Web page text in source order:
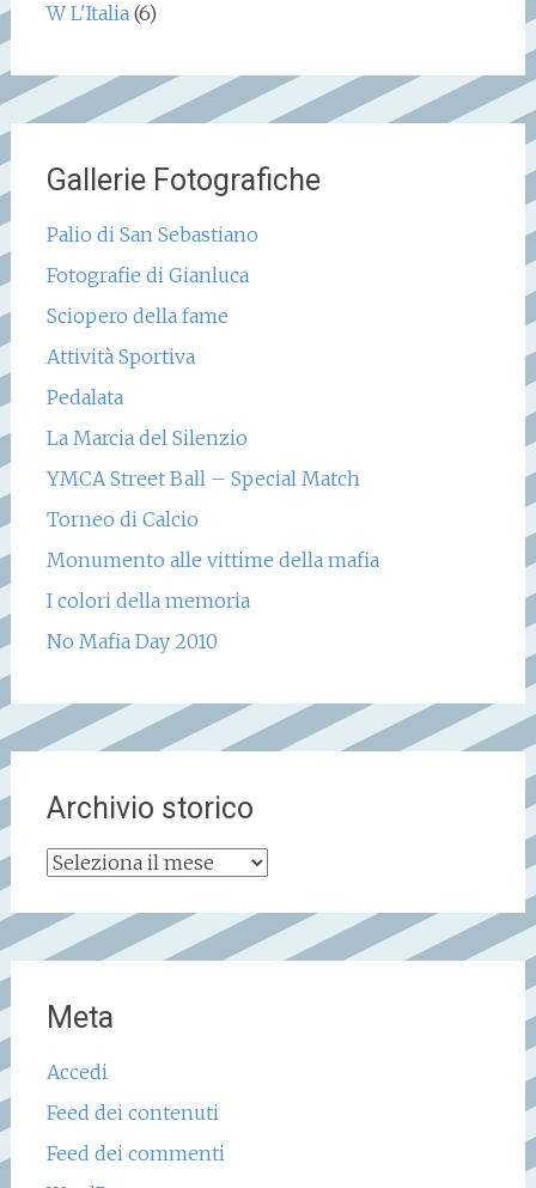
W L'Italia(6)
Gallerie Fotografiche
Palio di San Sebastiano
Fotografie di Gianluca
Sciopero della fame
Attività Sportiva
Pedalata
La Marcia del Silenzio
YMCA Street Ball – Special Match
Torneo di Calcio
Monumento alle vittime della mafia
I colori della memoria
No Mafia Day 2010
Archivio storico
Archivio
Meta
Accedi
Feed dei contenuti
Feed dei commenti